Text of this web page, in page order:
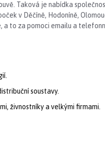
Taková je nabídka
v Děčíně, Hodoníně,
a to za pomoci emailu a
soustavy.
živnostníky a velkými firmami.